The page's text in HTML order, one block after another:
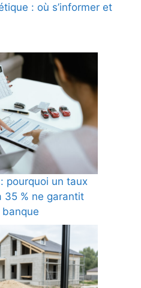
: où s’informer et
pourquoi un taux
35 % ne garantit
banque